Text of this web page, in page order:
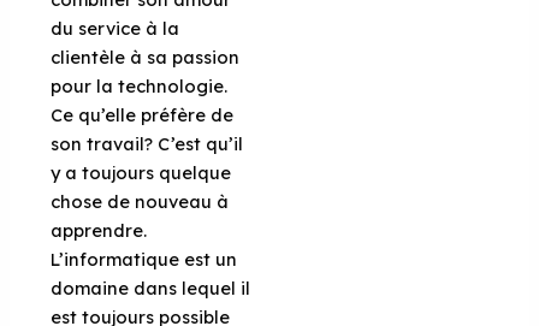
du service à la
clientèle à sa passion
pour la technologie.
Ce qu’elle préfère de
son travail? C’est qu’il
y a toujours quelque
chose de nouveau à
apprendre.
L’informatique est un
domaine dans lequel il
est toujours possible